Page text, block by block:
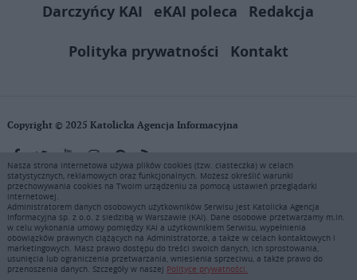
Darczyńcy KAI
eKAI poleca
Redakcja
Polityka prywatności
Kontakt
Copyright © 2025 Katolicka Agencja Informacyjna
KAI zastrzega wszelkie prawa do serwisu. Użytkownicy mogą pobierać
i drukować fragmenty zawartości serwisu internetowego www.ekai.pl
wyłącznie do użytku osobistego. Publikacja, rozpowszechnianie
zawartości niniejszego serwisu lub jej sprzedaż (także framing i in.
podobne metody), są bez uprzedniej pisemnej zgody KAI zabronione i
stanowią naruszenie ustaw o prawie autorskim, ochronie baz danych i
uczciwej konkurencji - będą ścigane przy pomocy wszelkich
Nasza strona internetowa używa plików cookies (tzw. ciasteczka) w celach
statystycznych, reklamowych oraz funkcjonalnych. Możesz określić warunki
przechowywania cookies na Twoim urządzeniu za pomocą ustawień przeglądarki
internetowej.
Administratorem danych osobowych użytkowników Serwisu jest Katolicka Agencja
Informacyjna sp. z o.o. z siedzibą w Warszawie (KAI). Dane osobowe przetwarzamy m.in.
w celu wykonania umowy pomiędzy KAI a użytkownikiem Serwisu, wypełnienia
obowiązków prawnych ciążących na Administratorze, a także w celach kontaktowych i
marketingowych. Masz prawo dostępu do treści swoich danych, ich sprostowania,
usunięcia lub ograniczenia przetwarzania, wniesienia sprzeciwu, a także prawo do
przenoszenia danych. Szczegóły w naszej Polityce prywatności.